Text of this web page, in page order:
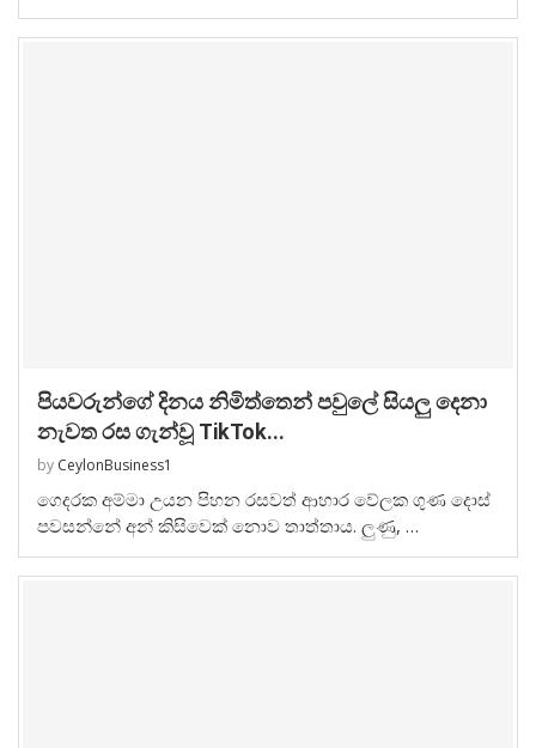
පියවරුන්ගේ දිනය නිමිත්තෙන් පවුලේ සියලු දෙනා
නැවත රස ගැන්වූ TikTok...
by CeylonBusiness1
ගෙදරක අම්මා උයන පිහන රසවත් ආහාර වේලක ගුණ දොස්
පවසන්නේ අන් කිසිවෙක් නොව තාත්තාය. ලුණු, …